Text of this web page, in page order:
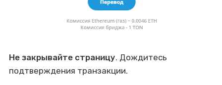
Не закрывайте страницу. Дождитесь
подтверждения транзакции.